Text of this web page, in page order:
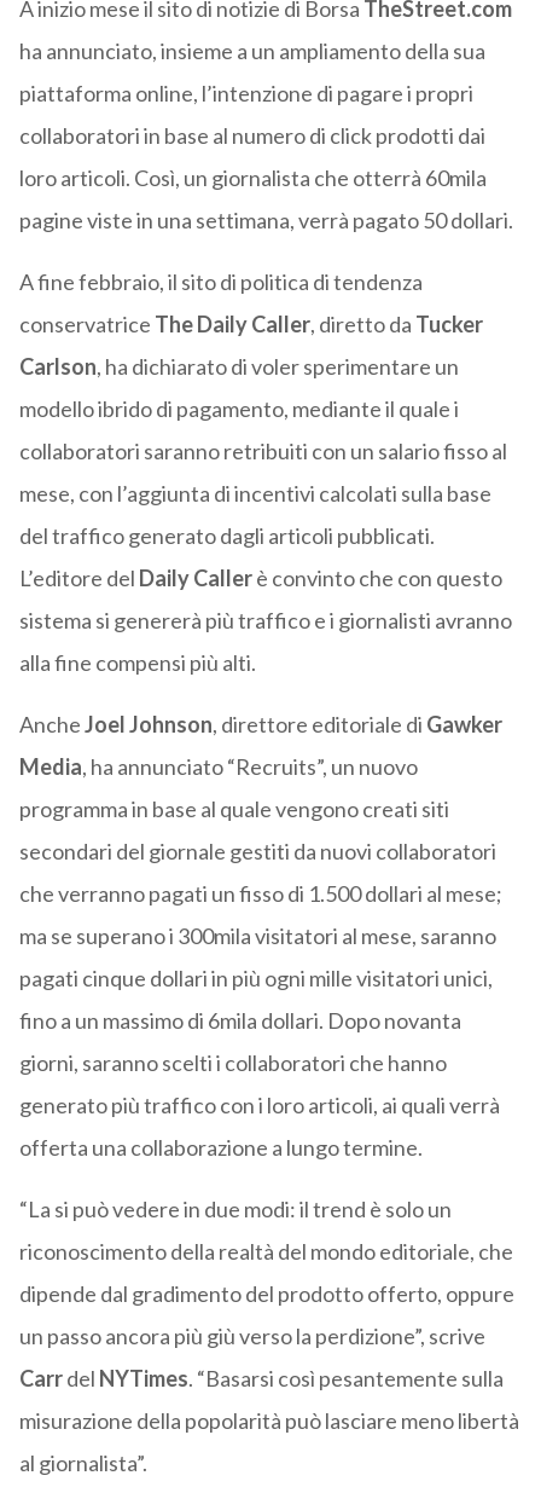
A inizio mese il sito di notizie di Borsa TheStreet.com
ha annunciato, insieme a un ampliamento della sua
piattaforma online, l’intenzione di pagare i propri
collaboratori in base al numero di click prodotti dai
loro articoli. Così, un giornalista che otterrà 60mila
pagine viste in una settimana, verrà pagato 50 dollari.
A fine febbraio, il sito di politica di tendenza
conservatrice The Daily Caller, diretto da Tucker
Carlson, ha dichiarato di voler sperimentare un
modello ibrido di pagamento, mediante il quale i
collaboratori saranno retribuiti con un salario fisso al
mese, con l’aggiunta di incentivi calcolati sulla base
del traffico generato dagli articoli pubblicati.
L’editore del Daily Callerè convinto che con questo
sistema si genererà più traffico e i giornalisti avranno
alla fine compensi più alti.
AncheJoel Johnson, direttore editoriale di Gawker
Media, ha annunciato “Recruits”, un nuovo
programma in base al quale vengono creati siti
secondari del giornale gestiti da nuovi collaboratori
che verranno pagati un fisso di 1.500 dollari al mese;
ma se superano i 300mila visitatori al mese, saranno
pagati cinque dollari in più ogni mille visitatori unici,
fino a un massimo di 6mila dollari. Dopo novanta
giorni, saranno scelti i collaboratori che hanno
generato più traffico con i loro articoli, ai quali verrà
offerta una collaborazione a lungo termine.
“La si può vedere in due modi: il trend è solo un
riconoscimento della realtà del mondo editoriale, che
dipende dal gradimento del prodotto offerto, oppure
un passo ancora più giù verso la perdizione”, scrive
Carrdel NYTimes. “Basarsi così pesantemente sulla
misurazione della popolarità può lasciare meno libertà
al giornalista”.